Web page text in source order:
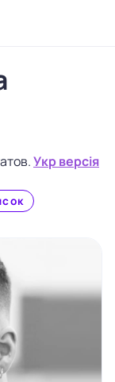
Укр версія